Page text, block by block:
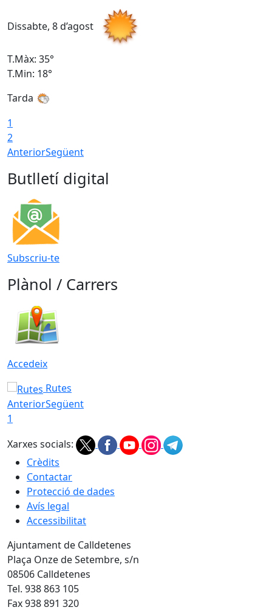
Dissabte, 8 d’agost
T.Màx: 35°
T.Min: 18°
Tarda
1
2
AnteriorSegüent
Butlletí digital
Subscriu-te
Plànol / Carrers
Accedeix
Rutes
AnteriorSegüent
1
Xarxes socials:
Crèdits
Contactar
Protecció de dades
Avís legal
Accessibilitat
Ajuntament de Calldetenes
Plaça Onze de Setembre, s/n
08506 Calldetenes
Tel. 938 863 105
Fax 938 891 320